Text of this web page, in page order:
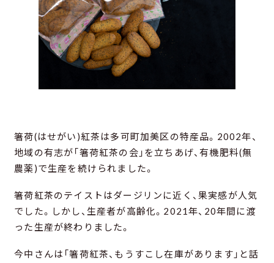
箸荷(はせがい)紅茶は多可町加美区の特産品。2002年、
地域の有志が「箸荷紅茶の会」を立ちあげ、有機肥料(無
農薬)で生産を続けられました。
箸荷紅茶のテイストはダージリンに近く、果実感が人気
でした。しかし、生産者が高齢化。2021年、20年間に渡
った生産が終わりました。
今中さんは「箸荷紅茶、もうすこし在庫があります」と話